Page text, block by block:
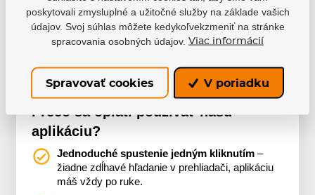
Nakupujte pohodlne s našou aplikáciou, nech ste
kdekoľvek.
Prečo sa oplatí používať našu
aplikáciu?
Jednoduché spustenie jedným kliknutím –
žiadne zdĺhavé hľadanie v prehliadači, aplikáciu
máš vždy po ruke.
poskytovali zmysluplné a užitočné služby na základe vašich
údajov. Svoj súhlas môžete kedykoľvekzmeniť na stránke
spracovania osobných údajov. Viac informácií
Spravovať cookies V poriadku